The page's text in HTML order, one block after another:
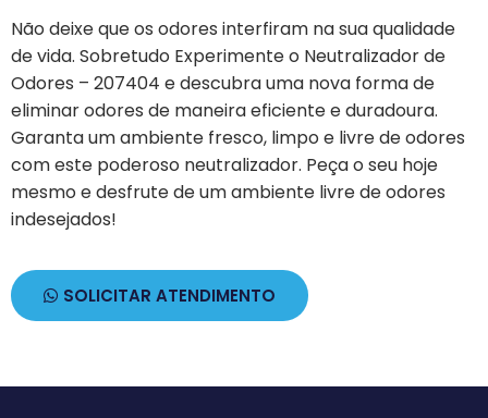
Não deixe que os odores interfiram na sua qualidade
de vida. Sobretudo Experimente o Neutralizador de
Odores – 207404 e descubra uma nova forma de
eliminar odores de maneira eficiente e duradoura.
Garanta um ambiente fresco, limpo e livre de odores
com este poderoso neutralizador. Peça o seu hoje
mesmo e desfrute de um ambiente livre de odores
indesejados!
SOLICITAR ATENDIMENTO